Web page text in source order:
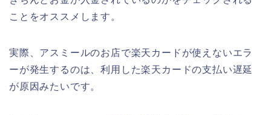
ことをオススメします。
実際、アスミールのお店で楽天カードが使えないエラ
ーが発生するのは、利用した楽天カードの支払い遅延
が原因みたいです。